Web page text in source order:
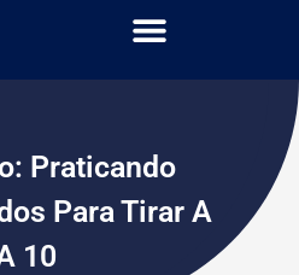
Praticando
Para Tirar A
10